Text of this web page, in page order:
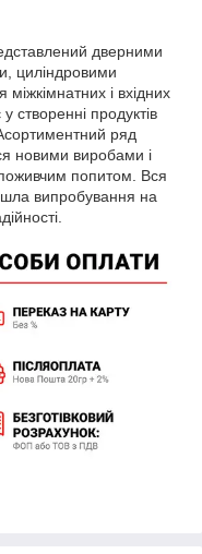
дверними
циліндровими
і вхідних
створенні продуктів
ряд
новими виробами і
попитом. Вся
випробування на